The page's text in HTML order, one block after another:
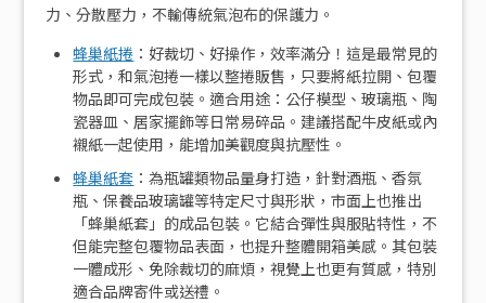
力、分散壓力，不輸傳統氣泡布的保護力。
蜂巢紙捲 ：好裁切、好操作，效率滿分！這是最常見的
形式，和氣泡捲一樣以整捲販售，只要將紙拉開、包覆
物品即可完成包裝。適合用途：公仔模型、玻璃瓶、陶
瓷器皿、居家擺飾等日常易碎品。建議搭配牛皮紙或內
襯紙一起使用，能增加美觀度與抗壓性。
蜂巢紙套 ：為瓶罐類物品量身打造，針對酒瓶、香氛
瓶、保養品玻璃罐等特定尺寸與形狀，市面上也推出
「蜂巢紙套」的成品包裝。它結合彈性與服貼特性，不
但能完整包覆物品表面，也提升整體開箱美感。其包裝
一體成形、免除裁切的麻煩，視覺上也更有質感，特別
適合品牌寄件或送禮。